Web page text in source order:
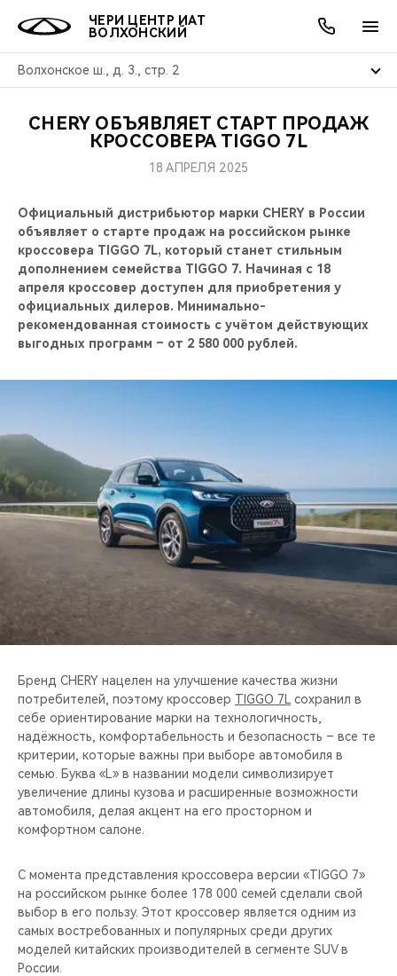
ЧЕРИ ЦЕНТР ИАТ
ВОЛХОНСКИЙ
Волхонское ш., д. 3., стр. 2
МОДЕЛИ
КРОССОВЕРЫ
СЕДАНЫ
НОВИНКИ
ПОКУПАТЕЛЯМ
КРЕДИТ И СТРАХОВАНИЕ
ВЛАДЕЛЬЦАМ
ЗАПЧАСТИ И АКСЕССУАРЫ
ПОДДЕРЖКА
CHERY CONNECT
МИР CHERY
О БРЕНДЕ
CHERY В СОЦСЕТЯХ
ЛЮДИ CHERY
БЛАГОТВОРИТЕЛЬНОСТЬ
CHERY И СПОРТ
НАШИ МЕРОПРИЯТИЯ
ВИДЕООБЗОРЫ
CHERY ДЛЯ ДЕТЕЙ
АКЦИИ
ОНЛАЙН СЕРВИСЫ
КРЕДИТ
О КОМПАНИИ
МЫ В СОЦСЕТЯХ
CHERY ОБЪЯВЛЯЕТ СТАРТ ПРОДАЖ
КРОССОВЕРА TIGGO 7L
18 АПРЕЛЯ 2025
Официальный дистрибьютор марки CHERY в России
объявляет о старте продаж на российском рынке
кроссовера TIGGO 7L, который станет стильным
дополнением семейства TIGGO 7. Начиная с 18
апреля кроссовер доступен для приобретения у
официальных дилеров. Минимально-
рекомендованная стоимость с учётом действующих
выгодных программ – от 2 580 000 рублей.
Бренд CHERY нацелен на улучшение качества жизни
потребителей, поэтому кроссовер TIGGO 7L сохранил в
себе ориентирование марки на технологичность,
надёжность, комфортабельность и безопасность – все те
критерии, которые важны при выборе автомобиля в
семью. Буква «L» в названии модели символизирует
увеличение длины кузова и расширенные возможности
автомобиля, делая акцент на его просторном и
комфортном салоне.
C момента представления кроссовера версии «TIGGO 7»
на российском рынке более 178 000 семей сделали свой
выбор в его пользу. Этот кроссовер является одним из
самых востребованных и популярных среди других
моделей китайских производителей в сегменте SUV в
России.